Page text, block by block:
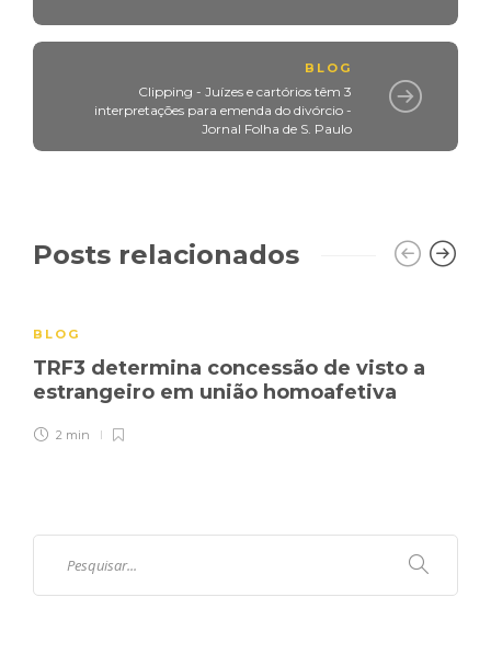
BLOG
Clipping - Juízes e cartórios têm 3
interpretações para emenda do divórcio -
Jornal Folha de S. Paulo
Posts relacionados
BLOG
TRF3 determina concessão de visto a
estrangeiro em união homoafetiva
2 min